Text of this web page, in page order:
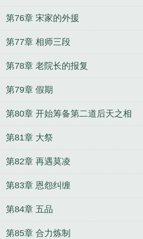
第76章 宋家的外援
第77章 相师三段
第78章 老院长的报复
第79章 假期
第80章 开始筹备第二道后天之相
第81章 大祭
第82章 再遇莫凌
第83章 恩怨纠缠
第84章 五品
第85章 合力炼制